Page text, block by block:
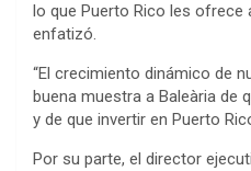
lo que Puerto Rico les ofrece
enfatizó.
“El crecimiento dinámico de
buena muestra a Baleària de
y de que invertir en Puerto
Por su parte, el director